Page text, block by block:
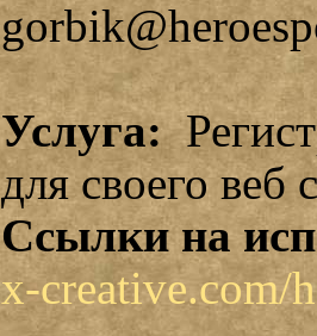
Услуга:
для своего веб
Ссылки на
x-creative.com/